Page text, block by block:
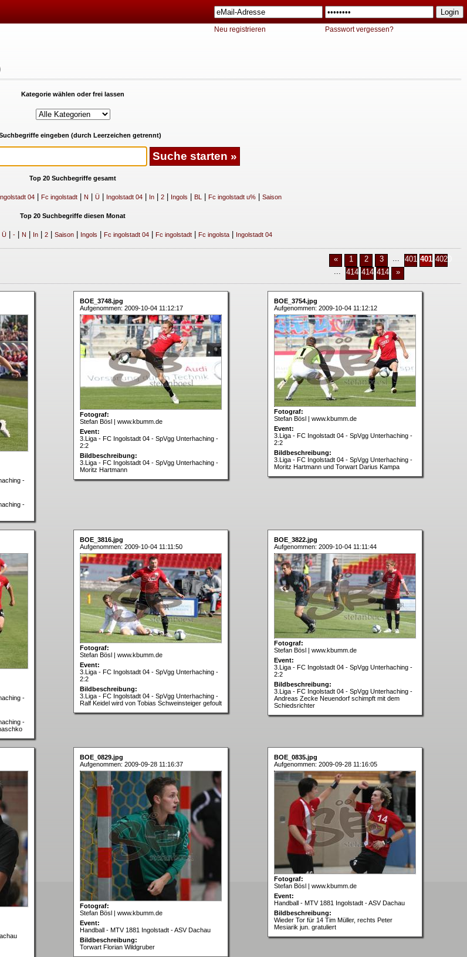
Neu registrieren Passwort vergessen?
Kategorie wählen oder frei lassen
eingeben (durch Leerzeichen getrennt)
Top 20 Suchbegriffe gesamt
04| Fc ingolstadt| N Ü Ingolstadt 04| In| 2| Ingols BL | Fc ingolstadt u%| Saison
Top 20 Suchbegriffe diesen Monat
Ü| -| N In| 2| Saison| Ingols Fc ingolstadt 04| Fc ingolstadt| Fc ingolsta| Ingolstadt 04
« 1 2 3 401840194020
414441454146 »
-
-
BOE_3748.jpg
Aufgenommen: 2009-10-04 11:12:17
Fotograf:
Stefan Bösl | www.kbumm.de
Event:
3.Liga - FC Ingolstadt 04 - SpVgg Unterhaching -
2:2
Bildbeschreibung:
3.Liga - FC Ingolstadt 04 - SpVgg Unterhaching -
Moritz Hartmann
BOE_3754.jpg
Aufgenommen: 2009-10-04 11:12:12
Fotograf:
Stefan Bösl | www.kbumm.de
Event:
3.Liga - FC Ingolstadt 04 - SpVgg Unterhaching -
2:2
Bildbeschreibung:
3.Liga - FC Ingolstadt 04 - SpVgg Unterhaching -
Moritz Hartmann und Torwart Darius Kampa
-
-
BOE_3816.jpg
Aufgenommen: 2009-10-04 11:11:50
Fotograf:
Stefan Bösl | www.kbumm.de
Event:
3.Liga - FC Ingolstadt 04 - SpVgg Unterhaching -
2:2
Bildbeschreibung:
3.Liga - FC Ingolstadt 04 - SpVgg Unterhaching -
Ralf Keidel wird von Tobias Schweinsteiger gefoult
BOE_3822.jpg
Aufgenommen: 2009-10-04 11:11:44
Fotograf:
Stefan Bösl | www.kbumm.de
Event:
3.Liga - FC Ingolstadt 04 - SpVgg Unterhaching -
2:2
Bildbeschreibung:
3.Liga - FC Ingolstadt 04 - SpVgg Unterhaching -
Andreas Zecke Neuendorf schimpft mit dem
Schiedsrichter
BOE_0829.jpg
Aufgenommen: 2009-09-28 11:16:37
Fotograf:
Stefan Bösl | www.kbumm.de
Event:
Handball - MTV 1881 Ingolstadt - ASV Dachau
Bildbeschreibung:
Torwart Florian Wildgruber
BOE_0835.jpg
Aufgenommen: 2009-09-28 11:16:05
Fotograf:
Stefan Bösl | www.kbumm.de
Event:
Handball - MTV 1881 Ingolstadt - ASV Dachau
Bildbeschreibung:
Wieder Tor für 14 Tim Müller, rechts Peter
Mesiarik jun. gratuliert